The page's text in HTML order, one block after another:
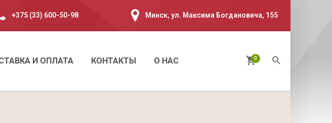
+375 (33) 600-50-98 Минск, ул. Максима Богдановича, 155
И ОПЛАТА КОНТАКТЫ О НАС 0